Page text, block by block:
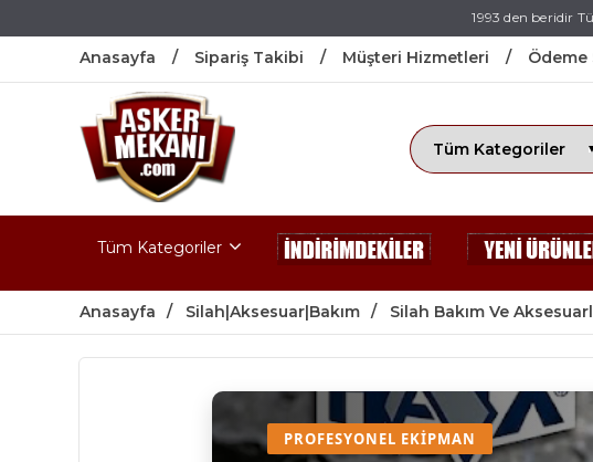
1993 den beridir
Anasayfa Sipariş Takibi Müşteri Hizmetleri Ödeme
Tüm Kategoriler
Anasayfa Silah|Aksesuar|Bakım Silah Bakım Ve
PROFESYONEL EKIPMAN